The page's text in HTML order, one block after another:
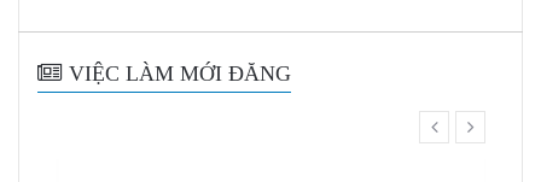
VIỆC LÀM MỚI ĐĂNG
prev